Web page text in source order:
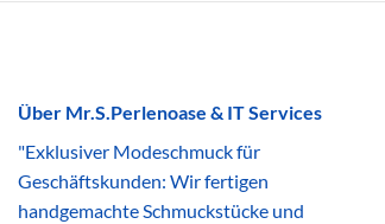
Über Mr.S.Perlenoase & IT Services
"Exklusiver Modeschmuck für
Geschäftskunden: Wir fertigen
handgemachte Schmuckstücke und